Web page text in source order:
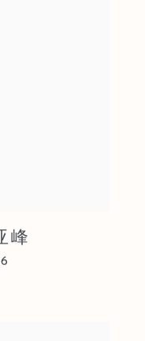
峰